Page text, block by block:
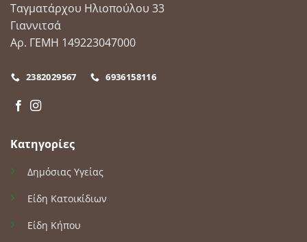
Ταγματάρχου Ηλιοπούλου 33
Γιαννιτσά
Αρ. ΓΕΜΗ 149223047000
2382029567 6936158116
Κατηγορίες
Δημόσιας Υγείας
Είδη Κατοικίδιων
Είδη Κήπου